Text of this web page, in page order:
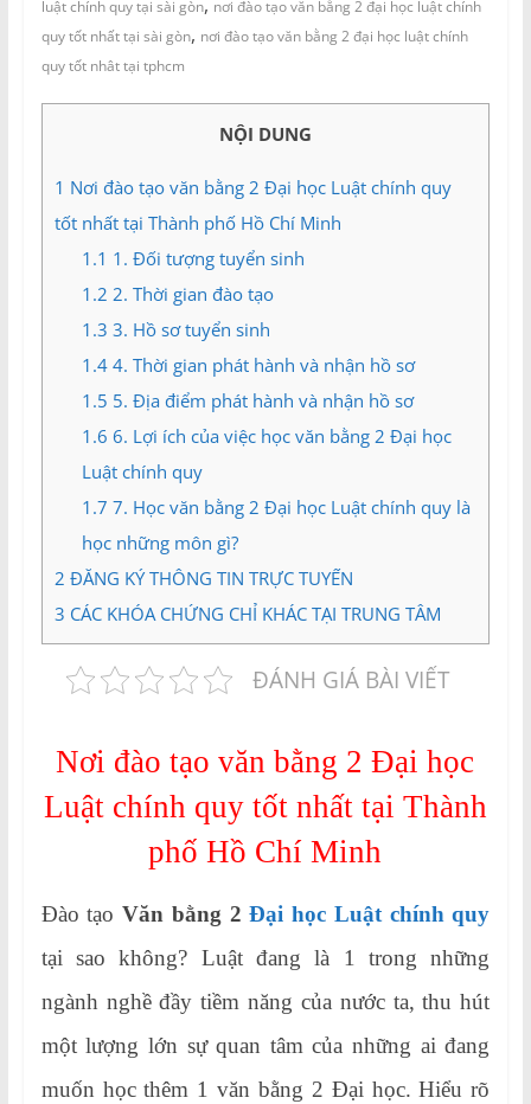
Tư
vấn
luật chính quy tại sài gòn nơi đào tạo văn bằng 2 đại học luật chính
quy tốt nhất tại sài gòn, nơi đào tạo văn bằng 2 đại học luật chính
quy tốt nhât tại tphcm
NỘI DUNG
1 Nơi đào tạo văn bằng 2 Đại học Luật chính quy
tốt nhất tại Thành phố Hồ Chí Minh
1.1 1. Đối tượng tuyển sinh
1.2 2. Thời gian đào tạo
1.3 3. Hồ sơ tuyển sinh
1.44. Thời gian phát hành và nhận hồ sơ
1.5 5. Địa điểm phát hành và nhận hồ sơ
1.6 6. Lợi ích của việc học văn bằng 2 Đại học
Luật chính quy
1.7 7. Học văn bằng 2 Đại học Luật chính quy là
học những môn gì?
2 ĐĂNG KÝ THÔNG TIN TRỰC TUYẾN
3 CÁC KHÓA CHỨNG CHỈ KHÁC TẠI TRUNG TÂM
ĐÁNH GIÁ BÀI VIẾT
Nơi đào tạo văn bằng 2 Đại học
Luật chính quy tốt nhất tại Thành
phố Hồ Chí Minh
Đào tạoVăn bằng 2Đại học Luật chính quy
tại sao không? Luật đang là 1 trong những
ngành nghề đầy tiềm năng của nước ta, thu hút
một lượng lớn sự quan tâm của những ai đang
muốn học thêm 1 văn bằng 2 Đại học. Hiểu rõ